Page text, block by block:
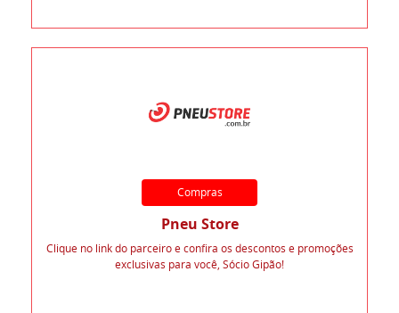
Compras
Pneu Store
Clique no link do parceiro e confira os descontos e promoções
exclusivas para você, Sócio Gipão!